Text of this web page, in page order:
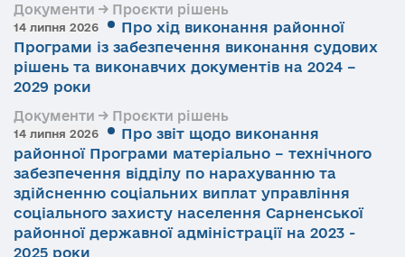
Документи → Проєкти рішень
14 липня 2026
Про хід виконання районної
Програми із забезпечення виконання судових
рішень та виконавчих документів на 2024 –
2029 роки
Документи → Проєкти рішень
14 липня 2026
Про звіт щодо виконання
районної Програми матеріально – технічного
забезпечення відділу по нарахуванню та
здійсненню соціальних виплат управління
соціального захисту населення Сарненської
районної державної адміністрації на 2023 -
2025 роки